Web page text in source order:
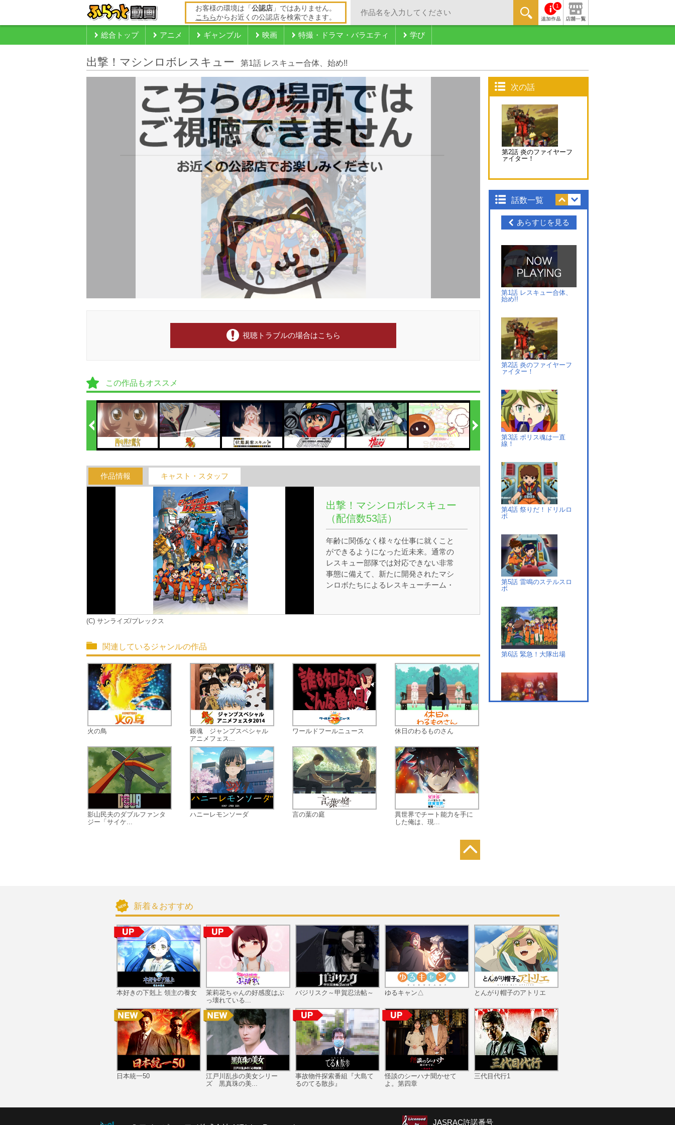
お客様の環境は「 公認店 」ではありません。
こちらからお近くの公認店を検索できます。
1
総合トップ アニメ ギャンブル 映画 特撮・ドラマ・バラエティ 学び
出撃！マシンロボレスキュー 第1話 レスキュー合体、始め!!
視聴トラブルの場合はこちら
この作品もオススメ
作品情報 キャスト・スタッフ
出撃！マシンロボレスキュー
（配信数53話）
年齢に関係なく様々な仕事に就くこと
ができるようになった近未来。通常の
レスキュー部隊では対応できない非常
事態に備えて、新たに開発されたマシ
ンロボたちによるレスキューチーム・
供がパートナーとなって、人々を災害
から守る特別機関。救助活動と共に
日々訓練を行うそれがマシンロボレス
キューだ！
(C) サンライズ/プレックス
関連しているジャンルの作品
火の鳥
影山民夫のダブルファンタ
ジー「サイケ...
銀魂 ジャンプスペシャル
アニメフェス...
ハニーレモンソーダ
ワールドフールニュース
言の葉の庭
休日のわるものさん
異世界でチート能力を手に
した俺は、現...
次の話
第2話 炎のファイヤーフ
ァイター！
話数一覧
あらすじを見る
第1話 レスキュー合体、
始め!!
第2話 炎のファイヤーフ
ァイター！
第3話 ポリス魂は一直
線！
第4話 祭りだ！ドリルロ
ボ
第5話 雷鳴のステルスロ
ボ
第6話 緊急！大隊出場
第10話 コンビナート・パ
ニック！
ボ
第12話 笑いは世界を救
う！
新着＆おすすめ
本好きの下剋上 領主の養女
日本統一50
茉莉花ちゃんの好感度はぶ
っ壊れている...
江戸川乱歩の美女シリー
ズ 黒真珠の美...
バジリスク～甲賀忍法帖～
事故物件探索番組『大島て
るのてる散歩』
ゆるキャン△
怪談のシーハナ聞かせて
よ。第四章
とんがり帽子のアトリエ
三代目代行1
JASRAC許諾番号